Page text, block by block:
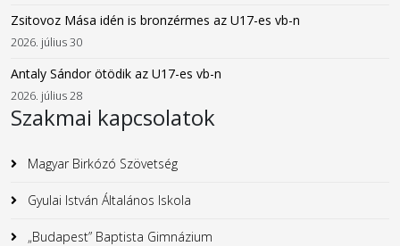
Zsitovoz Mása idén is bronzérmes az U17-es vb-n
2026. július 30
Antaly Sándor ötödik az U17-es vb-n
2026. július 28
Szakmai kapcsolatok
Magyar Birkózó Szövetség
Gyulai István Általános Iskola
„Budapest” Baptista Gimnázium